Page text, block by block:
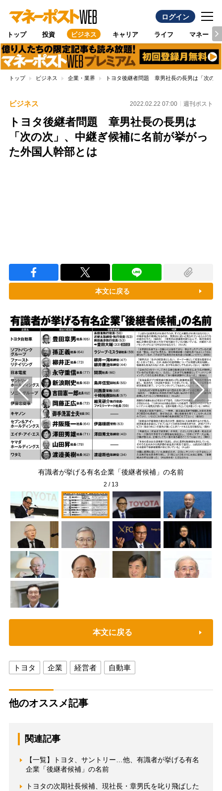
ログイン
トップ 投資 ビジネス キャリア ライフ マネー
トップ ビジネス 企業・業界 トヨタ後継者問題 章男社長の長男は「次の
ビジネス 2022.02.22 07:00 週刊ポスト
トヨタ後継者問題 章男社長の長男は
「次の次」、中継ぎ候補に名前が挙がっ
た外国人幹部とは
本文に戻る
有識者が挙げる有名企業「後継者候補」の名前
2 / 13
本文に戻る
トヨタ 企業 経営者 自動車
他のオススメ記事
関連記事
【一覧】トヨタ、サントリー…他、有識者が挙げる有名
企業「後継者候補」の名前
トヨタの次期社長候補、現社長・章男氏を叱り飛ばした